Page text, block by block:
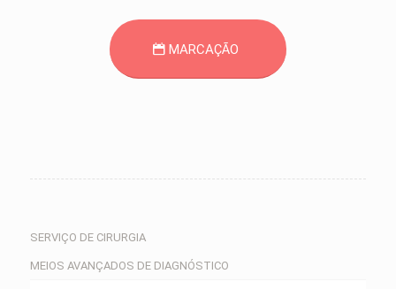
MARCAÇÃO
SERVIÇO DE CIRURGIA
MEIOS AVANÇADOS DE DIAGNÓSTICO